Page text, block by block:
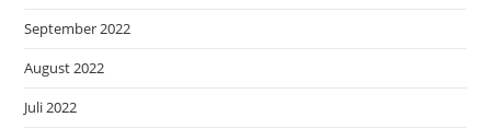
September 2022
August 2022
Juli 2022